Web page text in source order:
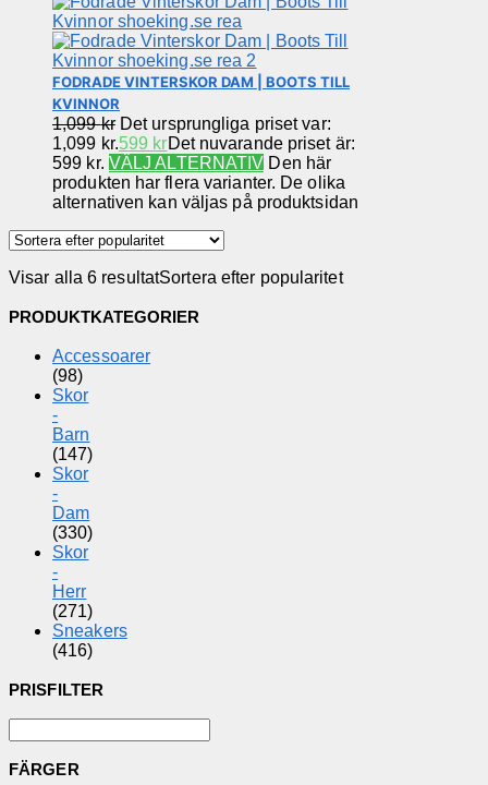
FODRADE VINTERSKOR DAM | BOOTS TILL
KVINNOR
1,099kr Det ursprungliga priset var:
1,099 kr.599 krDet nuvarande priset är:
599 kr. VÄLJ ALTERNATIV Den här
produkten har flera varianter. De olika
alternativen kan väljas på produktsidan
Visar alla 6 resultatSortera efter popularitet
PRODUKTKATEGORIER
Accessoarer
(98)
Skor
-
Barn
(147)
Skor
-
Dam
(330)
Skor
-
Herr
(271)
Sneakers
(416)
PRISFILTER
FÄRGER